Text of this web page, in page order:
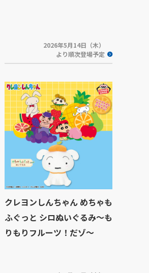
2026年5月14日（木）
より順次登場予定
クレヨンしんちゃん めちゃも
ふぐっと シロぬいぐるみ～も
りもりフルーツ！だゾ～